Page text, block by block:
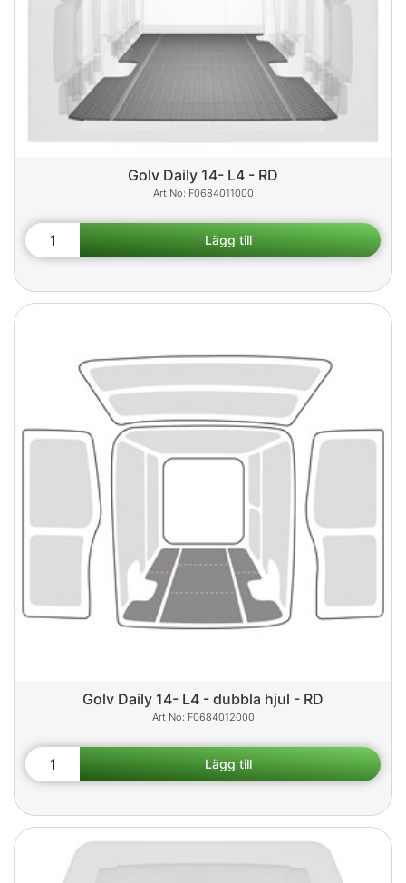
Golv Daily 14- L4 - RD
F0684011000
Golv Daily 14- L4 - dubbla hjul - RD
F0684012000